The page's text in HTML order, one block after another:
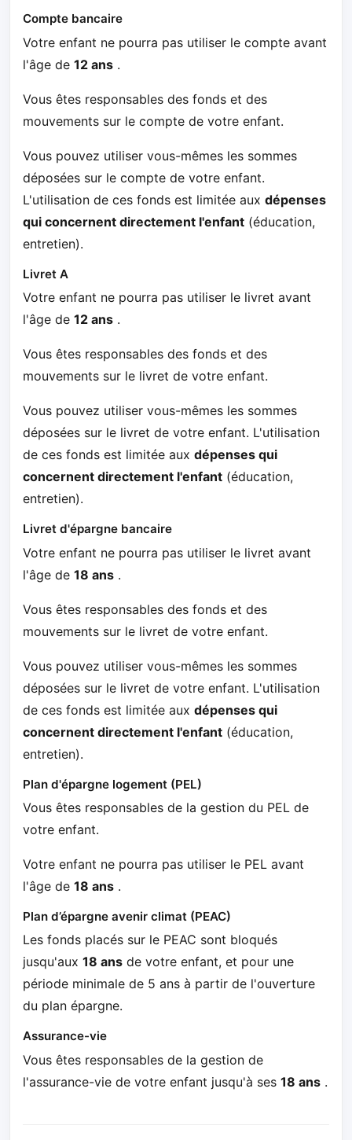
Compte bancaire
Votre enfant ne pourra pas utiliser le compte avant
l'âge de 12 ans .
Vous êtes responsables des fonds et des
mouvements sur le compte de votre enfant.
Vous pouvez utiliser vous-mêmes les sommes
déposées sur le compte de votre enfant.
L'utilisation de ces fonds est limitée aux dépenses
qui concernent directement l'enfant (éducation,
entretien).
Livret A
Votre enfant ne pourra pas utiliser le livret avant
l'âge de 12 ans .
Vous êtes responsables des fonds et des
mouvements sur le livret de votre enfant.
Vous pouvez utiliser vous-mêmes les sommes
déposées sur le livret de votre enfant. L'utilisation
de ces fonds est limitée aux dépenses qui
concernent directement l'enfant (éducation,
entretien).
Livret d'épargne bancaire
Votre enfant ne pourra pas utiliser le livret avant
l'âge de 18 ans .
Vous êtes responsables des fonds et des
mouvements sur le livret de votre enfant.
Vous pouvez utiliser vous-mêmes les sommes
déposées sur le livret de votre enfant. L'utilisation
de ces fonds est limitée aux dépenses qui
concernent directement l'enfant (éducation,
entretien).
Plan d'épargne logement (PEL)
Vous êtes responsables de la gestion du PEL de
votre enfant.
Votre enfant ne pourra pas utiliser le PEL avant
l'âge de 18 ans .
Plan d’épargne avenir climat (PEAC)
Les fonds placés sur le PEAC sont bloqués
jusqu'aux 18 ans de votre enfant, et pour une
période minimale de 5 ans à partir de l'ouverture
du plan épargne.
Assurance-vie
Vous êtes responsables de la gestion de
l'assurance-vie de votre enfant jusqu'à ses 18 ans .